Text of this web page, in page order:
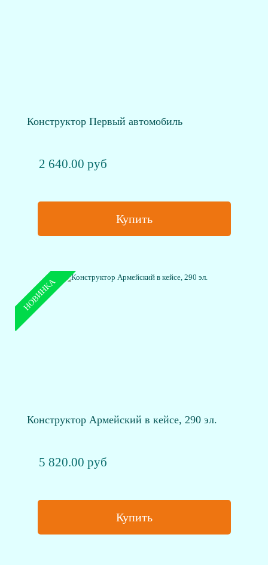
Конструктор Первый автомобиль
2 640.00 руб
Купить
НОВИНКА
Конструктор Армейский в кейсе, 290 эл.
5 820.00 руб
Купить